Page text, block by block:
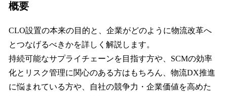
概要
CLO設置の本来の目的と、企業がどのように物流改革へ
とつなげるべきかを詳しく解説します。
持続可能なサプライチェーンを目指す方や、SCMの効率
化とリスク管理に関心のある方はもちろん、物流DX推進
に悩まれている方や、自社の競争力・企業価値を高めた